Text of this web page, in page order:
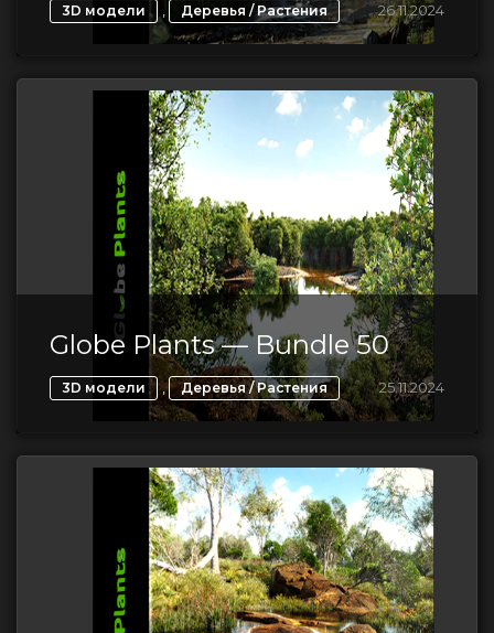
3D модели , Деревья / Растения 26.11.2024
Globe Plants — Bundle 50
3D модели , Деревья / Растения 25.11.2024